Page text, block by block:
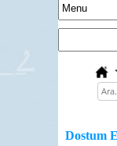
Dostum